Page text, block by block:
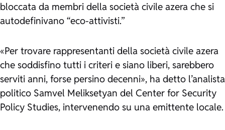
bloccata da membri della società civile azera che si
autodefinivano “eco-attivisti.”
«Per trovare rappresentanti della società civile azera
che soddisfino tutti i criteri e siano liberi, sarebbero
serviti anni, forse persino decenni», ha detto l’analista
politico Samvel Meliksetyan del Center for Security
Policy Studies, intervenendo su una emittente locale.